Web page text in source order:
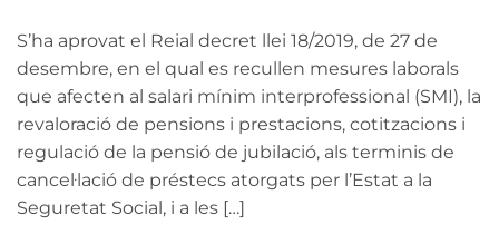
S’ha aprovat el Reial decret llei 18/2019, de 27 de
desembre, en el qual es recullen mesures laborals
que afecten al salari mínim interprofessional (SMI), la
revaloració de pensions i prestacions, cotitzacions i
regulació de la pensió de jubilació, als terminis de
cancel·lació de préstecs atorgats per l’Estat a la
Seguretat Social, i a les […]